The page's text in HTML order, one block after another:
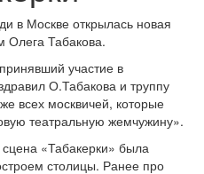
в Москве открылась новая
Олега Табакова.
участие в
О.Табакова и труппу
всех москвичей, которые
театральную жемчужину».
«Табакерки» была
столицы. Ранее про